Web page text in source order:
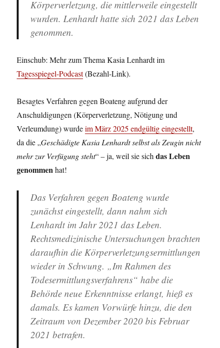
Körperverletzung, die mittlerweile eingestellt
wurden. Lenhardt hatte sich 2021 das Leben
genommen.
Einschub: Mehr zum Thema Kasia Lenhardt im
Tagesspiegel-Podcast(Bezahl-Link).
Besagtes Verfahren gegen Boateng aufgrund der
Anschuldigungen (Körperverletzung, Nötigung und
Verleumdung) wurdeim März 2025 endgültig eingestellt,
da die „Geschädigte Kasia Lenhardt selbst als Zeugin nicht
mehr zur Verfügung steht“ – ja, weil sie sichdas Leben
genommenhat!
Das Verfahren gegen Boateng wurde
zunächst eingestellt, dann nahm sich
Lenhardt im Jahr 2021 das Leben.
Rechtsmedizinische Untersuchungen brachten
daraufhin die Körperverletzungsermittlungen
wieder in Schwung. „Im Rahmen des
Todesermittlungsverfahrens“ habe die
Behörde neue Erkenntnisse erlangt, hieß es
damals. Es kamen Vorwürfe hinzu, die den
Zeitraum von Dezember 2020 bis Februar
2021 betrafen.